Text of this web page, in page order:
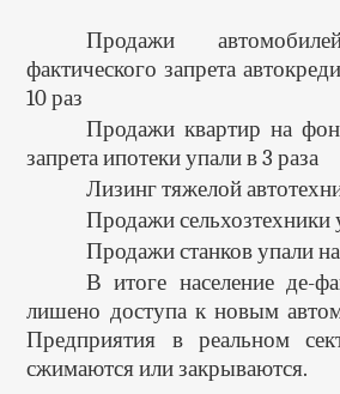
Продажи
фактического запрета
10 раз
Продажи квартир на
запрета ипотеки упали в 3 раза
Лизинг тяжелой
Продажи сельхозтехники
Продажи станков упали
В итоге население де-
лишено доступа к новым
Предприятия в реальном
сжимаются или закрываются.